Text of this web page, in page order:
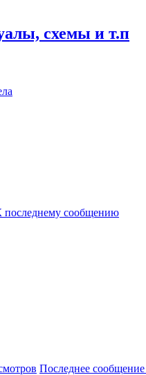
схемы и т.п
Последнее сообщение